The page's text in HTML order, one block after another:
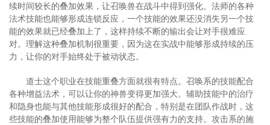
续时间较长的叠加效果，让召唤兽在战斗中得到强化。法师的各种
法术技能也能够形成连锁反应，一个技能的效果还没消失另一个技
能的效果就已经叠加上了，这样持续不断的输出会让对手很难应
对。理解这种叠加机制很重要，因为这在实战中能够形成持续的压
力，让你的对手始终处于被动状态。
道士这个职业在技能重叠方面就很有特点。召唤系的技能配合
各种增益法术，可以让你的神兽变得更加强大。辅助技能中的治疗
和隐身也能与其他技能形成很好的配合，特别是在团队作战时，这
些技能的叠加使用能够为整个队伍提供强有力的支持。攻击系的施